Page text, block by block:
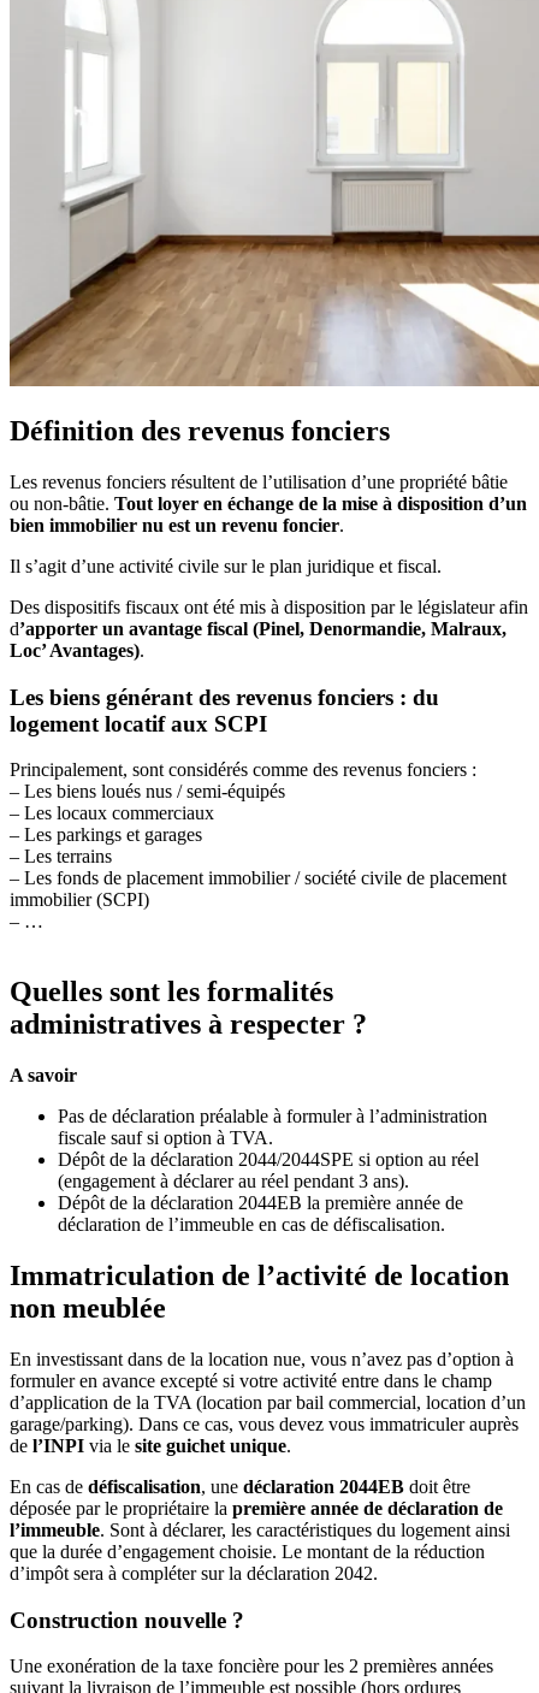
Définition des revenus fonciers
Les revenus fonciers résultent de l’utilisation d’une propriété bâtie
ou non-bâtie. Tout loyer en échange de la mise à disposition d’un
bien immobilier nu est un revenu foncier.
Il s’agit d’une activité civile sur le plan juridique et fiscal.
Des dispositifs fiscaux ont été mis à disposition par le législateur afin
d’apporter un avantage fiscal (Pinel, Denormandie, Malraux,
Loc’ Avantages).
Les biens générant des revenus fonciers : du
logement locatif aux SCPI
Principalement, sont considérés comme des revenus fonciers :
– Les biens loués nus / semi-équipés
– Les locaux commerciaux
– Les parkings et garages
– Les terrains
– Les fonds de placement immobilier / société civile de placement
immobilier (SCPI)
– …
Quelles sont les formalités
administratives à respecter ?
A savoir
Pas de déclaration préalable à formuler à l’administration
fiscale sauf si option à TVA.
Dépôt de la déclaration 2044/2044SPE si option au réel
(engagement à déclarer au réel pendant 3 ans).
Dépôt de la déclaration 2044EB la première année de
déclaration de l’immeuble en cas de défiscalisation.
Immatriculation de l’activité de location
non meublée
En investissant dans de la location nue, vous n’avez pas d’option à
formuler en avance excepté si votre activité entre dans le champ
d’application de la TVA (location par bail commercial, location d’un
garage/parking). Dans ce cas, vous devez vous immatriculer auprès
de l’INPI via le site guichet unique.
En cas de défiscalisation, une déclaration 2044EB doit être
déposée par le propriétaire la première année de déclaration de
l’immeuble. Sont à déclarer, les caractéristiques du logement ainsi
que la durée d’engagement choisie. Le montant de la réduction
d’impôt sera à compléter sur la déclaration 2042.
Construction nouvelle ?
Une exonération de la taxe foncière pour les 2 premières années
suivant la livraison de l’immeuble est possible (hors ordures